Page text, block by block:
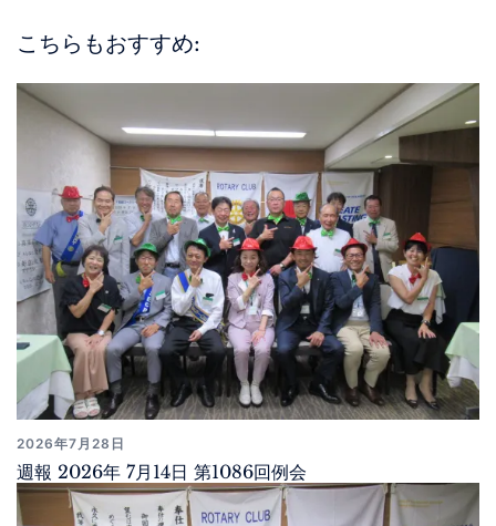
こちらもおすすめ:
2026年7月28日
週報 2026年 7月14日 第1086回例会